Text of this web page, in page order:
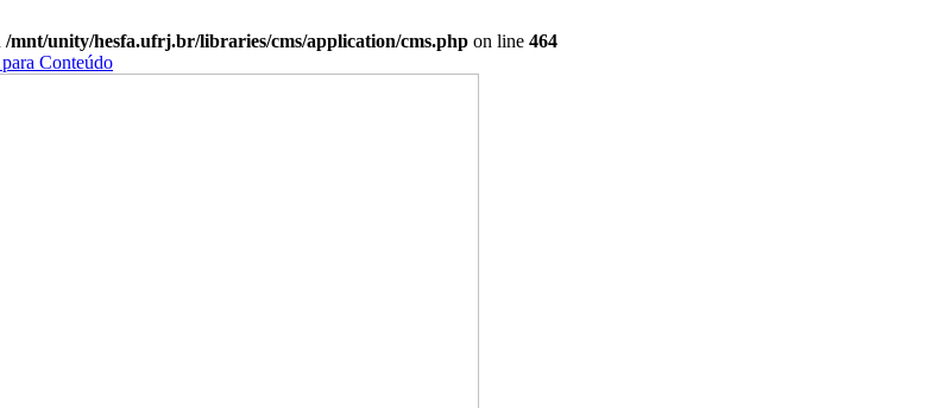
/mnt/unity/hesfa.ufrj.br/libraries/cms/application/cms.php on line 464
Conteúdo